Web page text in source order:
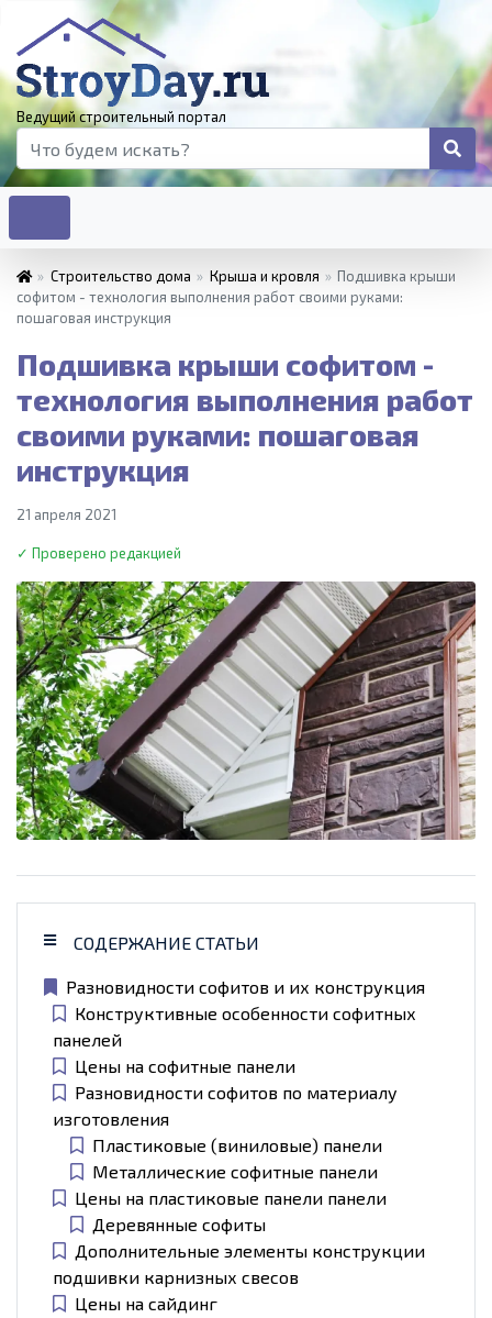
Ведущий строительный портал
» Строительство дома » Крыша и кровля » Подшивка крыши
софитом - технология выполнения работ своими руками:
пошаговая инструкция
Подшивка крыши софитом -
технология выполнения работ
своими руками: пошаговая
инструкция
21 апреля 2021
✓ Проверено редакцией
СОДЕРЖАНИЕ СТАТЬИ
Разновидности софитов и их конструкция
Конструктивные особенности софитных
панелей
Цены на софитные панели
Разновидности софитов по материалу
изготовления
Пластиковые (виниловые) панели
Металлические софитные панели
Цены на пластиковые панели панели
Деревянные софиты
Дополнительные элементы конструкции
подшивки карнизных свесов
Цены на сайдинг